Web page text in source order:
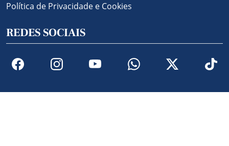
Política de Privacidade e Cookies
REDES SOCIAIS